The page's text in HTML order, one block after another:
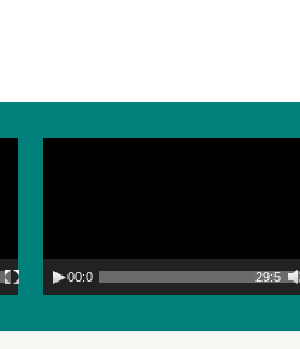
00:00 29:56